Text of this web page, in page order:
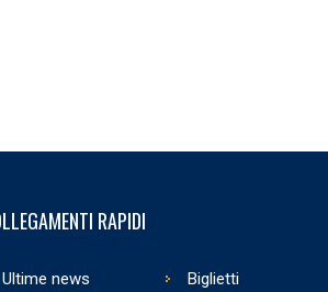
RAPIDI
Ultime news
Biglietti